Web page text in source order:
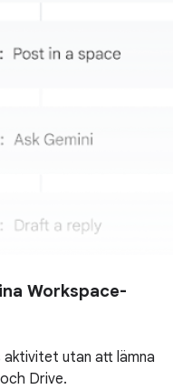
Workspace-
utan att lämna
Drive.